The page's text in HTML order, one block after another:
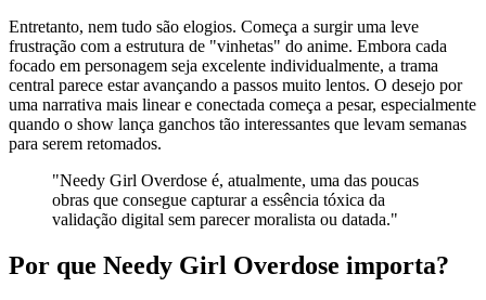
Entretanto, nem tudo são elogios. Começa a surgir uma leve
frustração com a estrutura de "vinhetas" do anime. Embora cada
focado em personagem seja excelente individualmente, a trama
central parece estar avançando a passos muito lentos. O desejo por
uma narrativa mais linear e conectada começa a pesar, especialmente
quando o show lança ganchos tão interessantes que levam semanas
para serem retomados.
"Needy Girl Overdose é, atualmente, uma das poucas
obras que consegue capturar a essência tóxica da
validação digital sem parecer moralista ou datada."
Por que Needy Girl Overdose importa?